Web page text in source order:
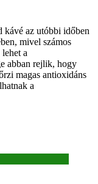
kávé az utóbbi időben
mivel számos
a
abban rejlik, hogy
magas antioxidáns
a